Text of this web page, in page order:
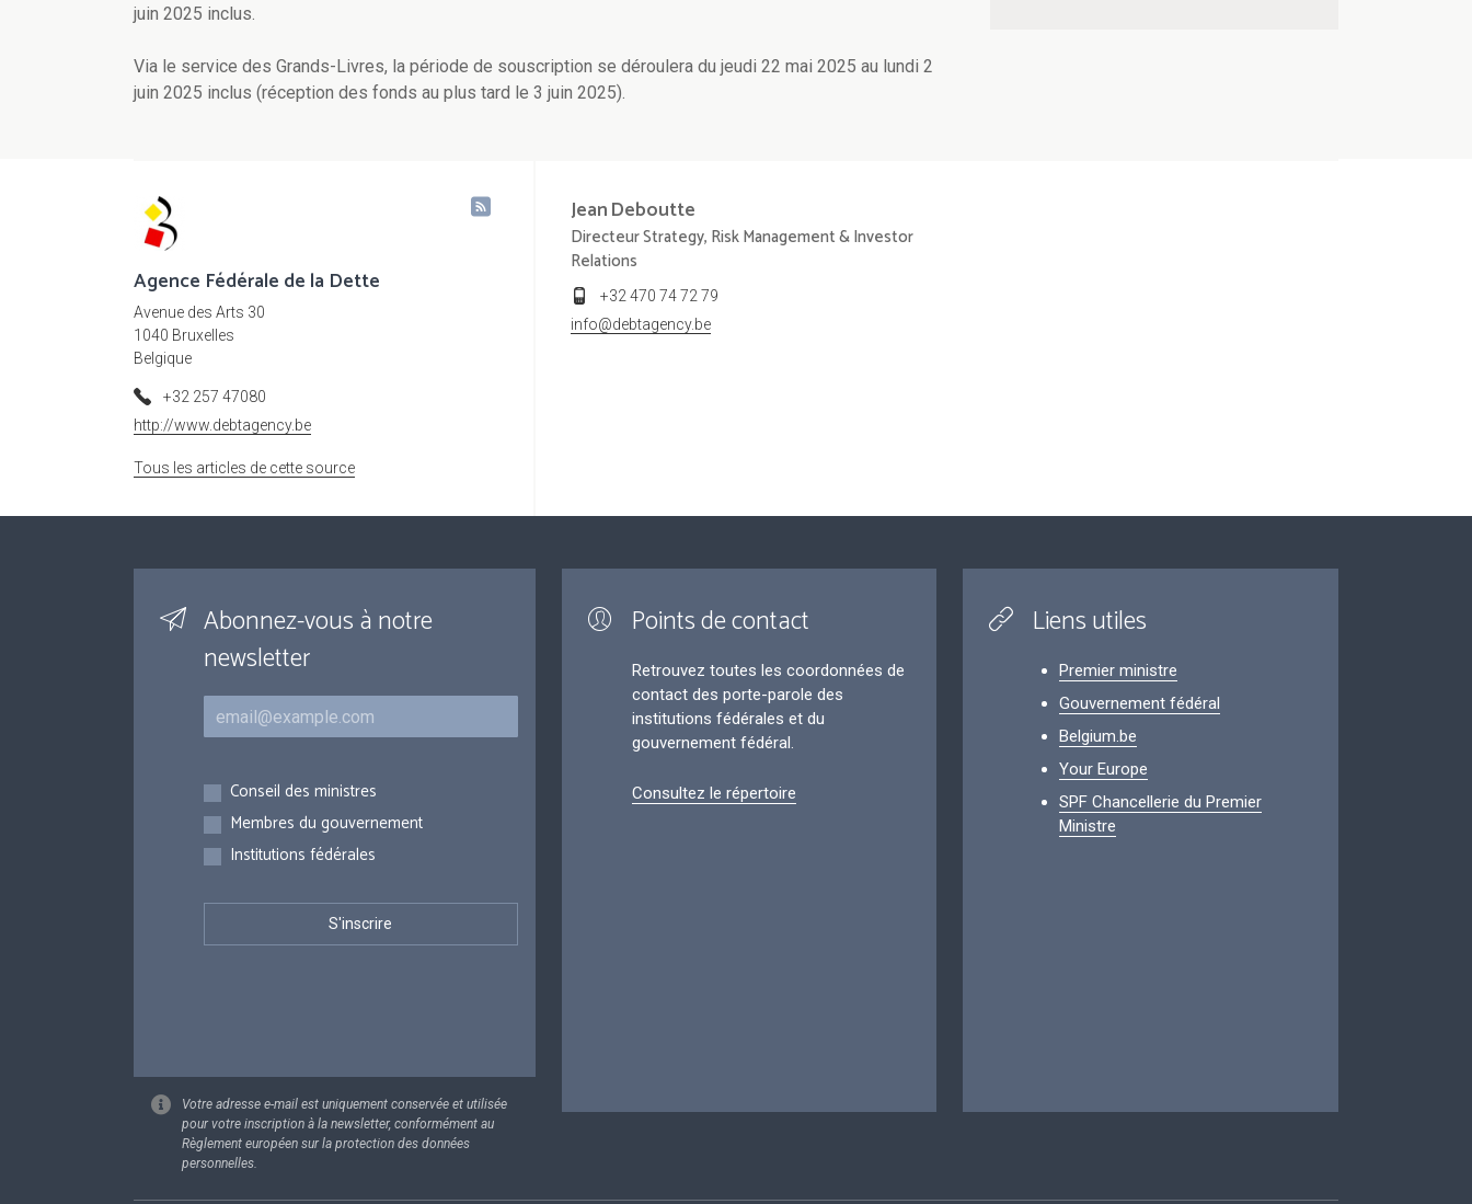
juin 2025 inclus.
Via le service des Grands-Livres, la période de souscription se déroulera du jeudi 22 mai 2025 au lundi 2
juin 2025 inclus (réception des fonds au plus tard le 3 juin 2025).
Agence Fédérale de la Dette
Avenue des Arts 30
1040 Bruxelles
Belgique
+32 257 47080
http://www.debtagency.be
Tous les articles de cette source
JeanDeboutte
Directeur Strategy, Risk Management & Investor
Relations
+32 470 74 72 79
info@debtagency.be
Abonnez-vous à notre
newsletter
Courriel
Inscriptions
Conseil des ministres
Membres du gouvernement
Institutions fédérales
Votre adresse e-mail est uniquement conservée et utilisée
pour votre inscription à la newsletter, conformément au
Règlement européen sur la protection des données
personnelles.
Points de contact
Retrouvez toutes les coordonnées de
contact des porte-parole des
institutions fédérales et du
gouvernement fédéral.
Consultez le répertoire
Liens utiles
Premier ministre
Gouvernement fédéral
Belgium.be
Your Europe
SPF Chancellerie du Premier
Ministre